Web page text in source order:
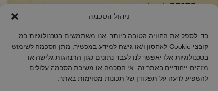
ניהול הסכמה
כדי לספק את החוויה הטובה ביותר, אנו משתמשים בטכנולוגיות כמו
קובצי Cookie לאחסון ו/או גישה למידע במכשיר. מתן הסכמה לשימוש
בטכנולוגיות אלו יאפשר לנו לעבד נתונים כגון התנהגות גלישה או
מזהים ייחודיים באתר זה. אי הסכמה או משיכת הסכמה עלולים
להשפיע לרעה על תפקודן של תכונות מסוימות באתר.
הסכמה (חובה)
אני מאשר/ת כי קראתי והבנתי את
2018 כל הזכויות שמורות לקול רינה